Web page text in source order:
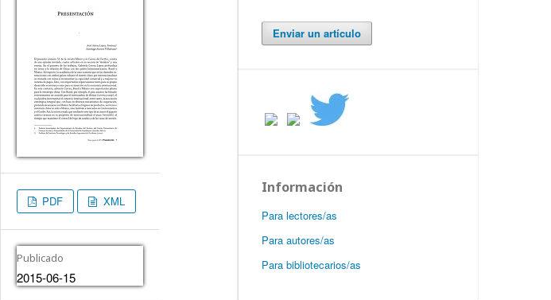
PDF XML
Publicado
2015-06-15
Enviar un artículo
Información
Para lectores/as
Para autores/as
Para bibliotecarios/as